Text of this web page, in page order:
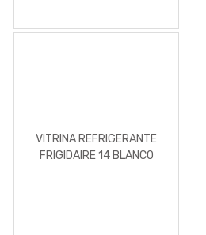
VITRINA REFRIGERANTE
FRIGIDAIRE 14 BLANCO